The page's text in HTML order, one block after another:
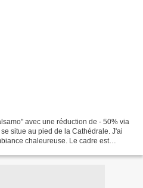
avec une réduction de - 50% via
situe au pied de la Cathédrale. J'ai
chaleureuse. Le cadre est